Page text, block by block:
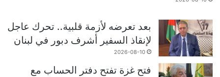
بعد تعرضه لأزمة قلبية.. تحرك عاجل
لإنقاذ السفير أشرف دبور في لبنان
2026-08-10
فتح غزة تفتح دفتر الحساب مع